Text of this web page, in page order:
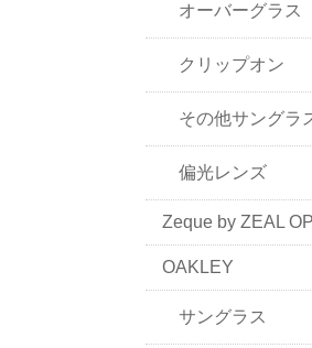
オーバーグラス
クリップオン
その他サングラ
偏光レンズ
Zeque by ZEAL
OAKLEY
サングラス